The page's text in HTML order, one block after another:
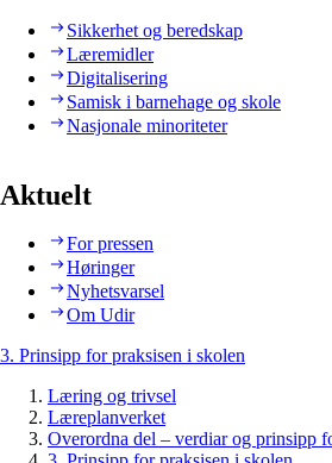
Sikkerhet og beredskap
Læremidler
Digitalisering
Samisk i barnehage og skole
Nasjonale minoriteter
Aktuelt
For pressen
Høringer
Nyhetsvarsel
Om Udir
3. Prinsipp for praksisen i skolen
Læring og trivsel
Læreplanverket
Overordna del – verdiar og prinsipp